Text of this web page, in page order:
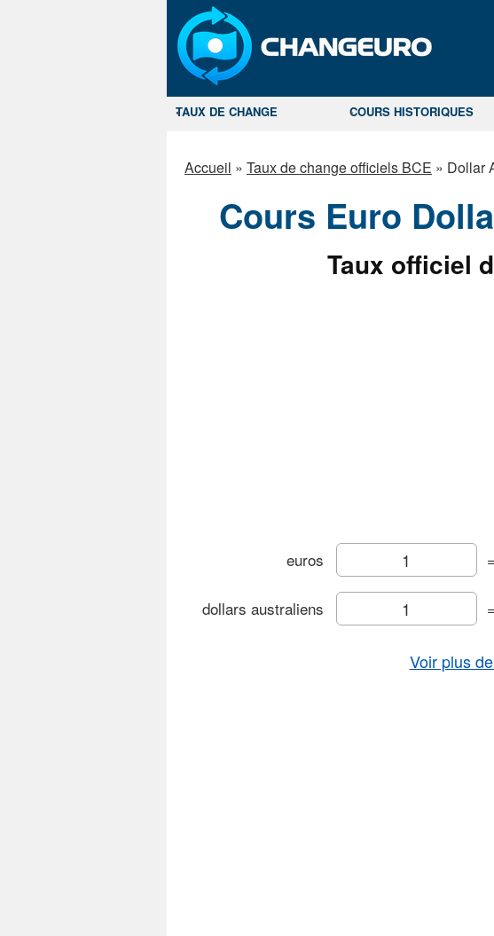
TAUX DE CHANGE COURS HISTORIQUES
Accueil » Taux de change officiels BCE » Dollar
Cours Euro
Taux officiel
euros =
dollars australiens =
Voir plus